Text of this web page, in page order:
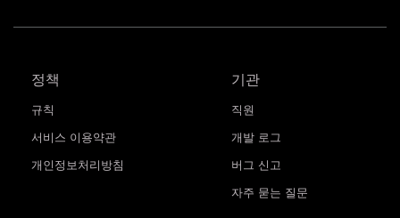
정책
규칙
서비스 이용약관
개인정보처리방침
기관
직원
개발 로그
버그 신고
자주 묻는 질문